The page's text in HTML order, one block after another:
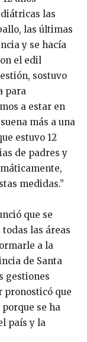
las
las últimas
y se hacía
el edil
sostuvo
para
a estar en
más a una
estuvo 12
de padres y
medidas.”
que se
las áreas
a la
de Santa
gestiones
pronosticó que
se ha
país y la